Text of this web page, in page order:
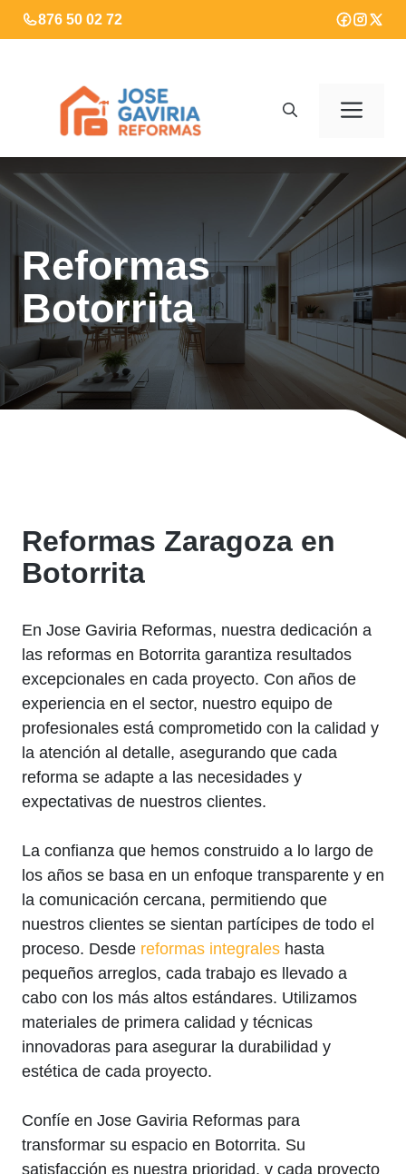
Saltar
al
876 50 02 72
Reformas
Botorrita
Reformas Zaragoza en
Botorrita
En Jose Gaviria Reformas, nuestra dedicación a
las reformas en Botorrita garantiza resultados
excepcionales en cada proyecto. Con años de
experiencia en el sector, nuestro equipo de
profesionales está comprometido con la calidad y
la atención al detalle, asegurando que cada
reforma se adapte a las necesidades y
expectativas de nuestros clientes.
La confianza que hemos construido a lo largo de
los años se basa en un enfoque transparente y en
la comunicación cercana, permitiendo que
nuestros clientes se sientan partícipes de todo el
proceso. Desde reformas integrales hasta
pequeños arreglos, cada trabajo es llevado a
cabo con los más altos estándares. Utilizamos
materiales de primera calidad y técnicas
innovadoras para asegurar la durabilidad y
estética de cada proyecto.
Confíe en Jose Gaviria Reformas para
transformar su espacio en Botorrita. Su
satisfacción es nuestra prioridad, y cada proyecto